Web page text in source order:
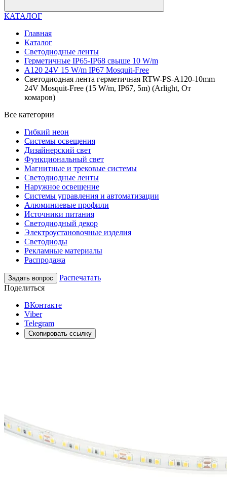
КАТАЛОГ
Главная
Каталог
Светодиодные ленты
Герметичные IP65-IP68 свыше 10 W/m
A120 24V 15 W/m IP67 Mosquit-Free
Светодиодная лента герметичная RTW-PS-A120-10mm
24V Mosquit-Free (15 W/m, IP67, 5m) (Arlight, От
комаров)
Все категории
Гибкий неон
Системы освещения
Дизайнерский свет
Функциональный свет
Магнитные и трековые системы
Светодиодные ленты
Наружное освещение
Системы управления и автоматизации
Алюминиевые профили
Источники питания
Светодиодный декор
Электроустановочные изделия
Светодиоды
Рекламные материалы
Распродажа
Задать вопрос
Распечатать
Поделиться
ВКонтакте
Viber
Telegram
Скопировать ссылку